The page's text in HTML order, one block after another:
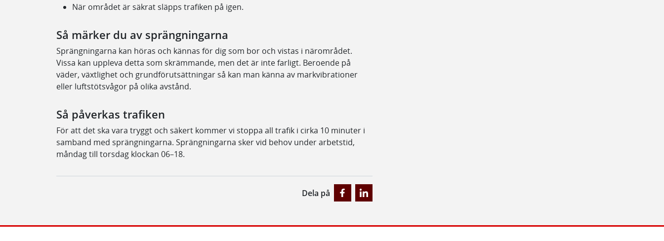
När området är säkrat släpps trafiken på igen.
Så märker du av sprängningarna
Sprängningarna kan höras och kännas för dig som bor och vistas i närområdet.
Vissa kan uppleva detta som skrämmande, men det är inte farligt. Beroende på
väder, växtlighet och grundförutsättningar så kan man känna av markvibrationer
eller luftstötsvågor på olika avstånd.
Så påverkas trafiken
För att det ska vara tryggt och säkert kommer vi stoppa all trafik i cirka 10 minuter i
samband med sprängningarna. Sprängningarna sker vid behov under arbetstid,
måndag till torsdag klockan 06–18.
Dela på